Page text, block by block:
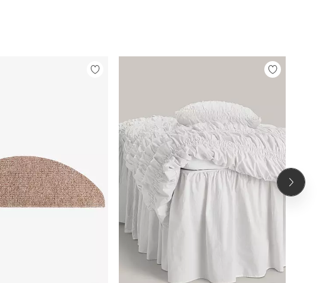
Legg
Legg
Neste
produkt